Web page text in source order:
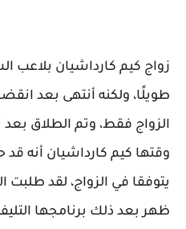
زواج كيم كارداشيان بلاعب
الزواج فقط، وتم الطلاق
وقتها كيم كارداشيان أنه
يتوفقا في الزواج، لقد
ظهر بعد ذلك برنامجها